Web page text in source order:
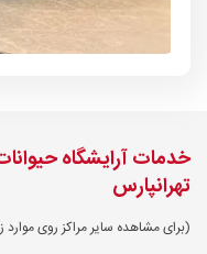
خدمات آرایشگاه
تهرانپارس
(برای مشاهده سایر مراکز روی موارد